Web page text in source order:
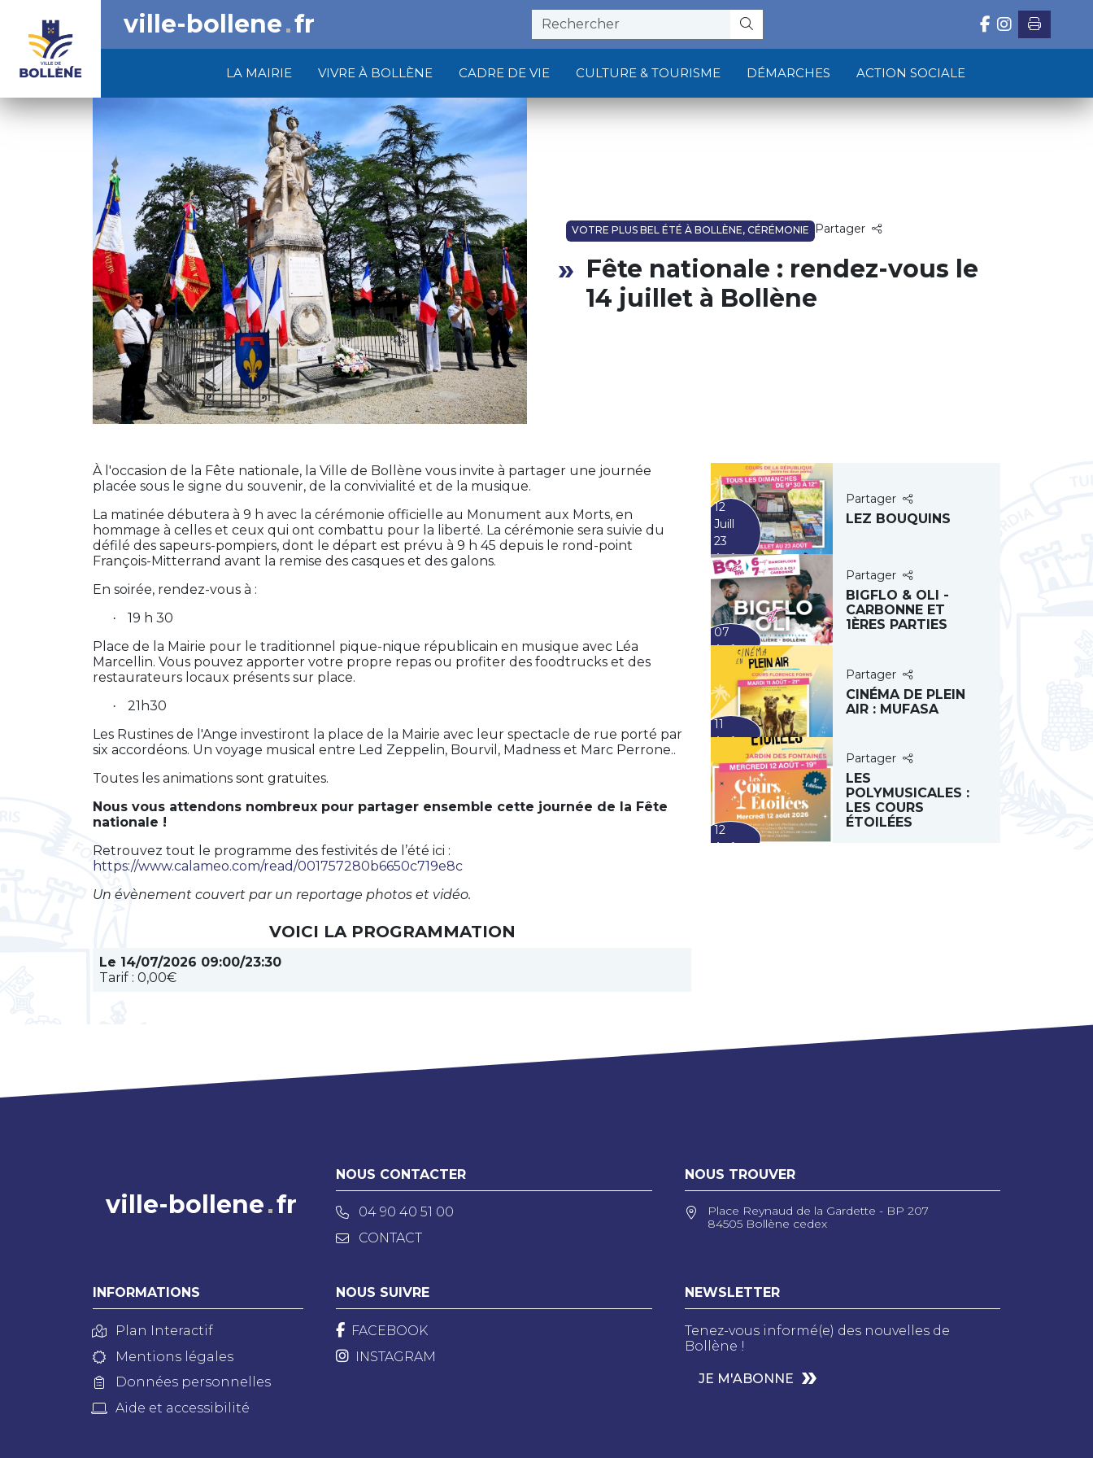
LA MAIRIE VIVRE À BOLLÈNE CADRE DE VIE CULTURE & TOURISME DÉMARCHES ACTION SOCIALE
ville-bollene fr
VOTRE PLUS BEL ÉTÉ À BOLLÈNE, CÉRÉMONIE Partager
Fête nationale : rendez-vous le
14 juillet à Bollène
À l'occasion de la Fête nationale, la Ville de Bollène vous invite à partager une journée
placée sous le signe du souvenir, de la convivialité et de la musique.
La matinée débutera à 9 h avec la cérémonie officielle au Monument aux Morts, en
hommage à celles et ceux qui ont combattu pour la liberté. La cérémonie sera suivie du
défilé des sapeurs-pompiers, dont le départ est prévu à 9 h 45 depuis le rond-point
François-Mitterrand avant la remise des casques et des galons.
En soirée, rendez-vous à :
·
19 h 30
Place de la Mairie pour le traditionnel pique-nique républicain en musique avec Léa
Marcellin. Vous pouvez apporter votre propre repas ou profiter des foodtrucks et des
restaurateurs locaux présents sur place.
·
21h30
Les Rustines de l'Ange investiront la place de la Mairie avec leur spectacle de rue porté par
six accordéons. Un voyage musical entre Led Zeppelin, Bourvil, Madness et Marc Perrone..
Toutes les animations sont gratuites.
Nous vous attendons nombreux pour partager ensemble cette journée de la Fête
nationale !
Retrouvez tout le programme des festivités de l’été ici :
https://www.calameo.com/read/001757280b6650c719e8c
Un évènement couvert par un reportage photos et vidéo.
VOICI LA PROGRAMMATION
Le 14/07/2026 09:00/23:30
Tarif : 0,00€
Partager
LEZ BOUQUINS
12
Juill
23
Août
Partager
BIGFLO & OLI -
CARBONNE ET
1ÈRES PARTIES
07
Août
Partager
CINÉMA DE PLEIN
AIR : MUFASA
11
Août
Partager
LES
POLYMUSICALES :
LES COURS
ÉTOILÉES
12
Août
ville-bollene fr
NOUS CONTACTER
04 90 40 51 00
CONTACT
NOUS TROUVER
Place Reynaud de la Gardette - BP 207
84505 Bollène cedex
INFORMATIONS
Plan Interactif
Mentions légales
Données personnelles
Aide et accessibilité
NOUS SUIVRE
FACEBOOK
INSTAGRAM
NEWSLETTER
Tenez-vous informé(e) des nouvelles de
Bollène !
JE M'ABONNE